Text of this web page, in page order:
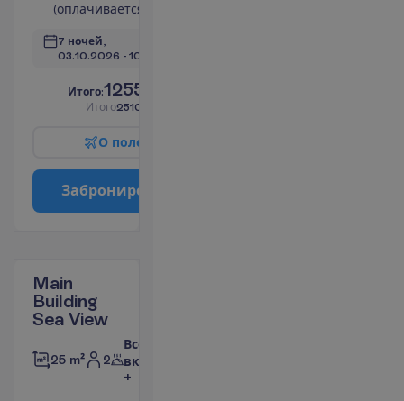
(оплачивается)
7 ночей,
03.10.2026 - 10.10.2026
Итого:1255.00
Итого2510.00
О поле
Заброниро
Main
Building
Sea View
25 m² 2
Все
включено
+